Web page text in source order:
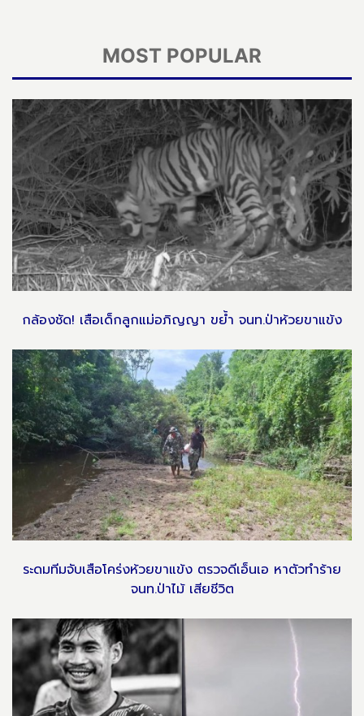
MOST POPULAR
กล้องชัด! เสือเด็กลูกแม่อภิญญา ขย้ำ จนท.ป่าห้วยขาแข้ง
ระดมทีมจับเสือโคร่งห้วยขาแข้ง ตรวจดีเอ็นเอ หาตัวทำร้าย
จนท.ป่าไม้ เสียชีวิต